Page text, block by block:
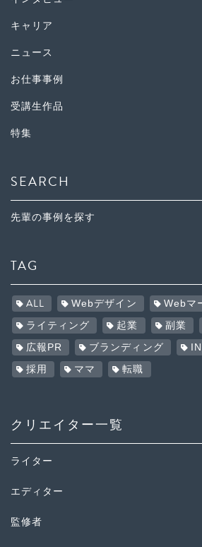
キャリア
ニュース
お仕事事例
受講生作品
特集
SEARCH
先輩の事例を探す
TAG
ALL Webデザイン Webマ
ライティング 起業 副業
広報PR ブランディング
採用 ママ 転職
クリエイター一覧
ライター
エディター
監修者